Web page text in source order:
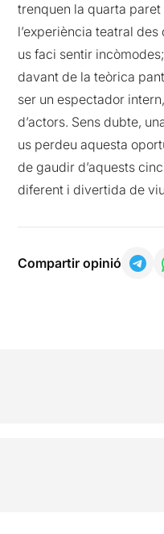
trenquen la quarta
l’experiència teatral
us faci sentir
davant de la teòrica
ser un espectador
d’actors. Sens dubte,
us perdeu aquesta
de gaudir d’aquests
diferent i divertida de
Compartir opinió